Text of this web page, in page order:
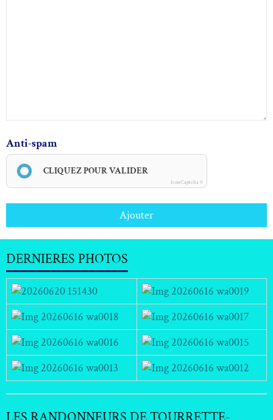
Anti-spam
CLIQUEZ POUR VALIDER
IconCaptcha ©
Ajouter
DERNIERES PHOTOS